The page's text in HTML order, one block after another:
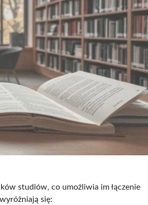
studiów, co umożliwia im łączenie
się: